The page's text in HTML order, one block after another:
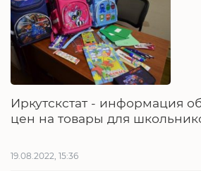
Иркутскстат - информация
цен на товары для
19.08.2022, 15:36